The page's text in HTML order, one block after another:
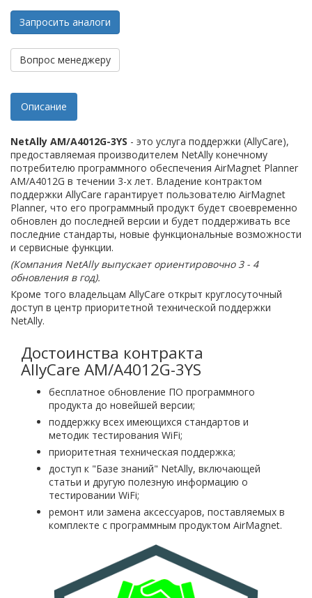
Запросить аналоги
Вопрос менеджеру
Описание
NetAlly AM/A4012G-3YS - это услуга поддержки (AllyCare),
предоставляемая производителем NetAlly конечному
потребителю программного обеспечения AirMagnet Planner
AM/A4012G в течении 3-х лет. Владение контрактом
поддержки AllyCare гарантирует пользователю AirMagnet
Planner, что его программный продукт будет своевременно
обновлен до последней версии и будет поддерживать все
последние стандарты, новые функциональные возможности
и сервисные функции.
(Компания NetAlly выпускает ориентировочно 3 - 4
обновления в год).
Кроме того владельцам AllyCare открыт круглосуточный
доступ в центр приоритетной технической поддержки
NetAlly.
Достоинства контракта
AllyCare AM/A4012G-3YS
бесплатное обновление ПО программного
продукта до новейшей версии;
поддержку всех имеющихся стандартов и
методик тестирования WiFi;
приоритетная техническая поддержка;
доступ к "Базе знаний" NetAlly, включающей
статьи и другую полезную информацию о
тестировании WiFi;
ремонт или замена аксессуаров, поставляемых в
комплекте с программным продуктом AirMagnet.